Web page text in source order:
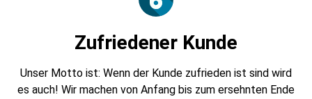
Zufriedener Kunde
Unser Motto ist: Wenn der Kunde zufrieden ist sind wird
es auch! Wir machen von Anfang bis zum ersehnten Ende